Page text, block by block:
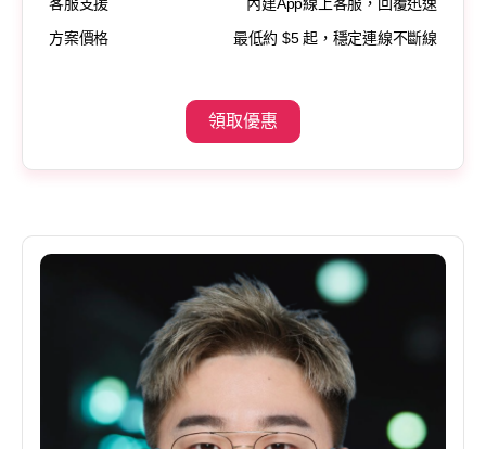
方案價格
最低約 $5 起，穩定連線不斷線
領取優惠